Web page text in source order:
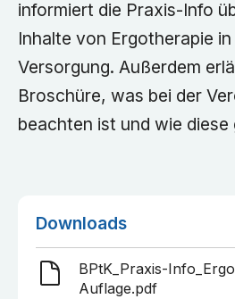
informiert die Praxis-Info
Inhalte von Ergotherapie
Versorgung. Außerdem
Broschüre, was bei der
beachten ist und wie diese
Downloads
BPtK_Praxis-
Auflage.pdf